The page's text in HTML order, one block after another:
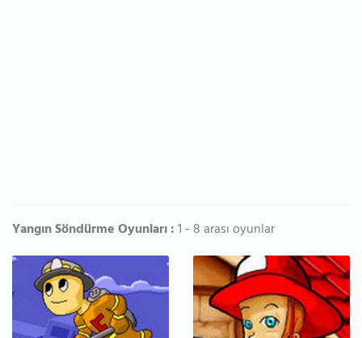
Yangın Söndürme Oyunları :1 - 8 arası oyunlar